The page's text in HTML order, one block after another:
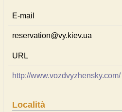
E-mail
reservation@vy.kiev.ua
URL
http://www.vozdvyzhensky.com/
Località